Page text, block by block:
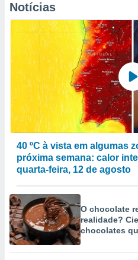
Notícias
40 ºC à vista em algumas
próxima semana: calor
quarta-feira, 12 de agosto
O chocolate
realidade?
chocolates